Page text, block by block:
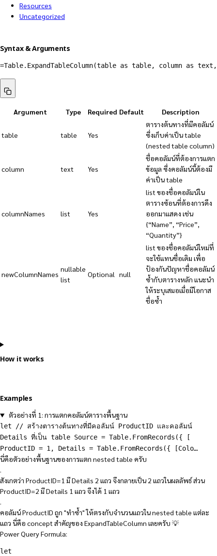
Resources
Uncategorized
Syntax & Arguments
=Table.ExpandTableColumn(table as table, column as text ,
Argument Type Required Default Description
table table Yes
ตารางต้นทางที่มีคอลัมน์
ซึ่งเก็บค่าเป็น table
(nested table column)
column text Yes
ชื่อคอลัมน์ที่ต้องการแตก
ข้อมูล ซึ่งคอลัมน์นี้ต้องมี
ค่าเป็น table
columnNames list Yes
list ของชื่อคอลัมน์ใน
ตารางซ้อนที่ต้องการดึง
ออกมาแสดง เช่น
{“Name”, “Price”,
“Quantity”}
newColumnNames
nullable
list
Optional null
list ของชื่อคอลัมน์ใหม่ที่
จะใช้แทนชื่อเดิม เพื่อ
ป้องกันปัญหาชื่อคอลัมน์
ซ้ำกับตารางหลัก แนะนำ
ให้ระบุเสมอเมื่อมีโอกาส
ชื่อซ้ำ
How it works
Examples
ตัวอย่างที่ 1: การแตกคอลัมน์ตารางพื้นฐาน
let // สร้างตารางต้นทางที่มีคอลัมน์ ProductID และคอลัมน์
Details ที่เป็น table Source = Table.FromRecords({ [
ProductID = 1, Details = Table.FromRecords({ [Colo…
นี่คือตัวอย่างพื้นฐานของการแตก nested table ครับ
.
สังเกตว่า ProductID=1 มี Details 2 แถว จึงกลายเป็น 2 แถวในผลลัพธ์ ส่วน
ProductID=2 มี Details 1 แถว จึงได้ 1 แถว
.
คอลัมน์ ProductID ถูก "ทำซ้ำ" ให้ตรงกับจำนวนแถวใน nested table แต่ละ
แถว นี่คือ concept สำคัญของ ExpandTableColumn เลยครับ 💡
Power Query Formula:
let